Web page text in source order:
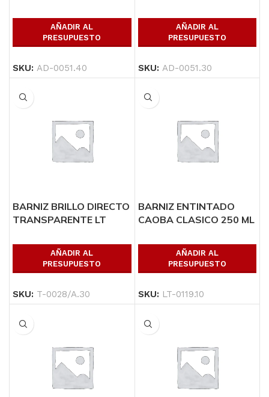
AÑADIR AL
PRESUPUESTO
SKU: AD-0051.40
AÑADIR AL
PRESUPUESTO
SKU: AD-0051.30
BARNIZ BRILLO DIRECTO
TRANSPARENTE LT
AÑADIR AL
PRESUPUESTO
SKU: T-0028/A.30
BARNIZ ENTINTADO
CAOBA CLASICO 250 ML
AÑADIR AL
PRESUPUESTO
SKU: LT-0119.10